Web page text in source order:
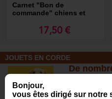
Bonjour,
vous êtes dirigé sur notre
Carnet "Bon de
commande" chiens et
17,50 €
JOUETS EN CORDE
De
des